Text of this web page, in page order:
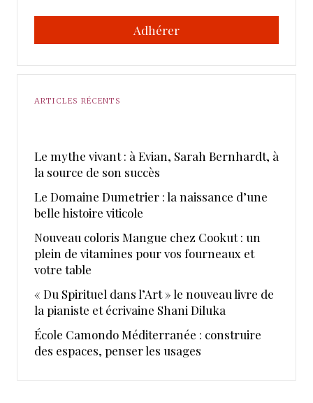
Adhérer
ARTICLES RÉCENTS
Le mythe vivant : à Evian, Sarah Bernhardt, à
la source de son succès
Le Domaine Dumetrier : la naissance d’une
belle histoire viticole
Nouveau coloris Mangue chez Cookut : un
plein de vitamines pour vos fourneaux et
votre table
« Du Spirituel dans l’Art » le nouveau livre de
la pianiste et écrivaine Shani Diluka
École Camondo Méditerranée : construire
des espaces, penser les usages